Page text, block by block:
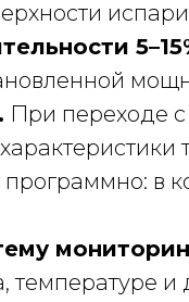
При переходе
в
температуре